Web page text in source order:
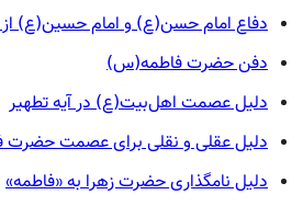
دفاع امام حسن(ع) و امام حسین(ع) از
دفن حضرت فاطمه(س)
دلیل عصمت اهل‌بیت(ع) در آیه تطهیر
دلیل عقلی و نقلی برای عصمت حضرت
دلیل نامگذاری حضرت زهرا به «فاطمه»